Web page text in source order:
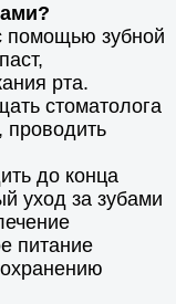
помощью зубной
рта.
стоматолога
проводить
до конца
уход за зубами
питание